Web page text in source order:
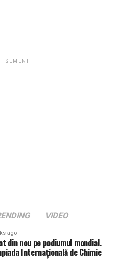
VIDEO
ago
din nou pe podiumul mondial.
Internațională de Chimie